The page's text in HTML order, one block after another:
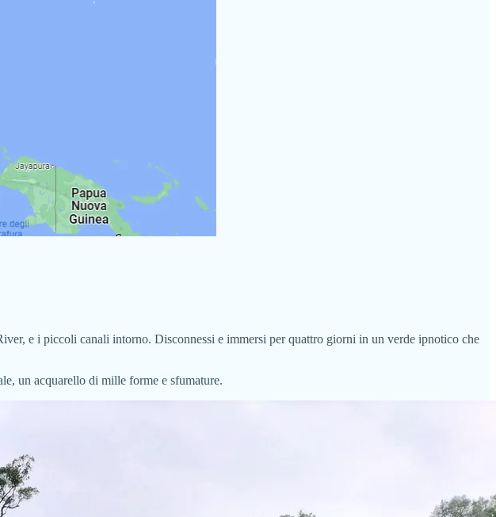
e i piccoli canali intorno. Disconnessi e immersi per quattro giorni in un verde ipnotico che
un acquarello di mille forme e sfumature.